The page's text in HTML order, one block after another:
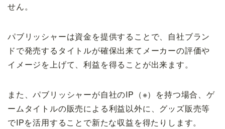
せん。
パブリッシャーは資金を提供することで、自社ブラン
ドで発売するタイトルが確保出来てメーカーの評価や
イメージを上げて、利益を得ることが出来ます。
また、パブリッシャーが自社のIP（※）を持つ場合、ゲ
ームタイトルの販売による利益以外に、グッズ販売等
でIPを活用することで新たな収益を得たりします。